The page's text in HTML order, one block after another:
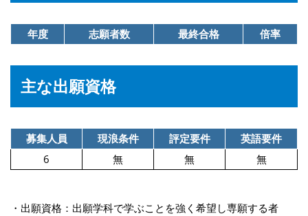
年度 志願者数 最終合格 倍率
主な出願資格
募集人員 現浪条件 評定要件
英語要件
6
無 無 無
・出願資格：出願学科で学ぶことを強く希望し専願する者